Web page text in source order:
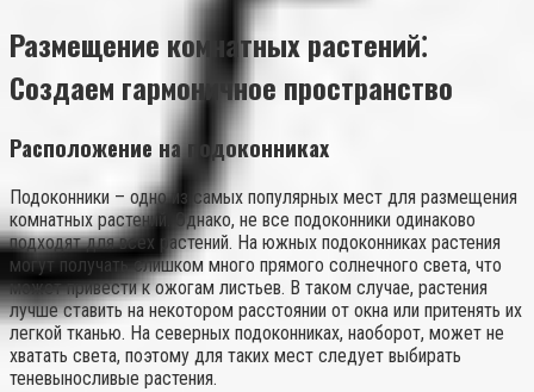
Размещение комнатных растений⁚
Создаем гармоничное пространство
Расположение на подоконниках
Подоконники – одно из самых популярных мест для размещения
комнатных растений. Однако, не все подоконники одинаково
подходят для всех растений. На южных подоконниках растения
могут получать слишком много прямого солнечного света, что
может привести к ожогам листьев. В таком случае, растения
лучше ставить на некотором расстоянии от окна или притенять их
легкой тканью. На северных подоконниках, наоборот, может не
хватать света, поэтому для таких мест следует выбирать
теневыносливые растения.